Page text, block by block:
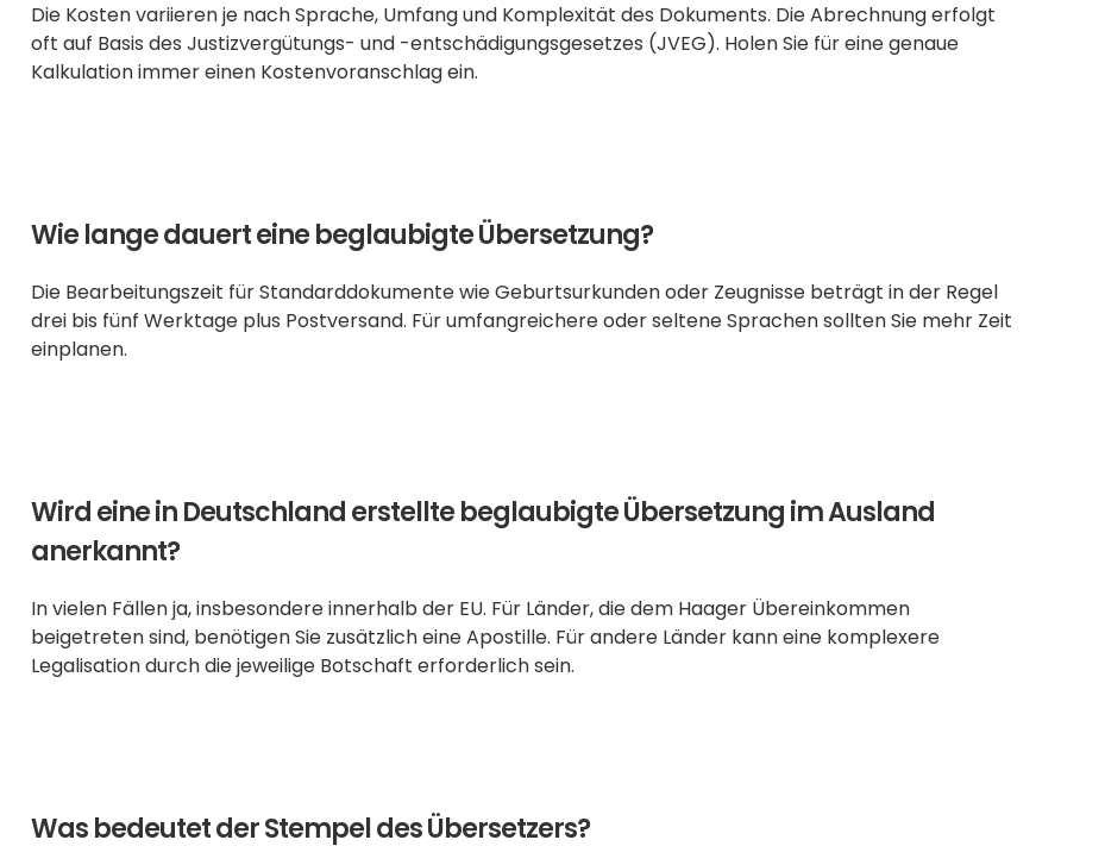
Die Kosten variieren je nach Sprache, Umfang und Komplexität des Dokuments. Die Abrechnung erfolgt
oft auf Basis des Justizvergütungs- und -entschädigungsgesetzes (JVEG). Holen Sie für eine genaue
Kalkulation immer einen Kostenvoranschlag ein.
Wie lange dauert eine beglaubigte Übersetzung?
Die Bearbeitungszeit für Standarddokumente wie Geburtsurkunden oder Zeugnisse beträgt in der Regel
drei bis fünf Werktage plus Postversand. Für umfangreichere oder seltene Sprachen sollten Sie mehr Zeit
einplanen.
Wird eine in Deutschland erstellte beglaubigte Übersetzung im Ausland
anerkannt?
In vielen Fällen ja, insbesondere innerhalb der EU. Für Länder, die dem Haager Übereinkommen
beigetreten sind, benötigen Sie zusätzlich eine Apostille. Für andere Länder kann eine komplexere
Legalisation durch die jeweilige Botschaft erforderlich sein.
Was bedeutet der Stempel des Übersetzers?